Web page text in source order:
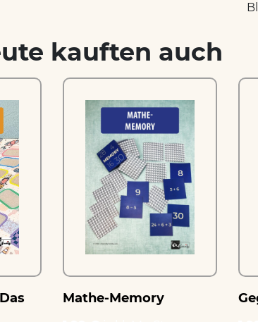
kauften auch
Mathe-Memory